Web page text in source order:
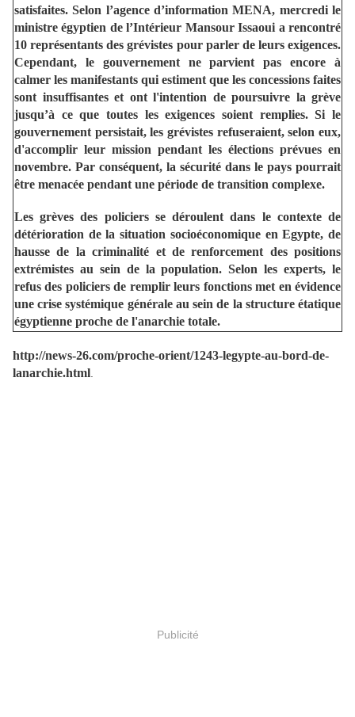
satisfaites. Selon l’agence d’information MENA, mercredi le
ministre égyptien de l’Intérieur Mansour Issaoui a rencontré
10 représentants des grévistes pour parler de leurs exigences.
Cependant, le gouvernement ne parvient pas encore à
calmer les manifestants qui estiment que les concessions faites
sont insuffisantes et ont l'intention de poursuivre la grève
jusqu’à ce que toutes les exigences soient remplies. Si le
gouvernement persistait, les grévistes refuseraient, selon eux,
d'accomplir leur mission pendant les élections prévues en
novembre. Par conséquent, la sécurité dans le pays pourrait
être menacée pendant une période de transition complexe.
Les grèves des policiers se déroulent dans le contexte de
détérioration de la situation socioéconomique en Egypte, de
hausse de la criminalité et de renforcement des positions
extrémistes au sein de la population. Selon les experts, le
refus des policiers de remplir leurs fonctions met en évidence
une crise systémique générale au sein de la structure étatique
égyptienne proche de l'anarchie totale.
http://news-26.com/proche-orient/1243-legypte-au-bord-de-
lanarchie.html
Publicité